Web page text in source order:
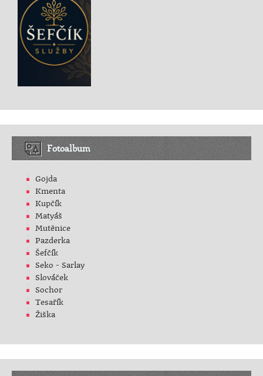
Fotoalbum
Gojda
Kmenta
Kupčík
Matyáš
Mutěnice
Pazderka
Šefčík
Seko - Sarlay
Slováček
Sochor
Tesařík
Žiška